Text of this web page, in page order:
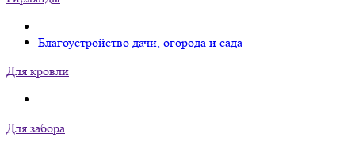
Благоустройство дачи, огорода и сада
Для кровли
Для забора